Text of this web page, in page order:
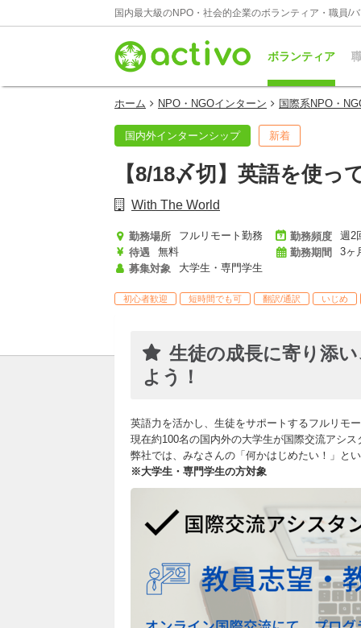
国内最大級のNPO・社会的企業のボランティア・職員/
ボランティア
ホーム NPO・NGOインターン 国際系NPO・
国内外インターンシップ 新着
【8/18〆切】英語を使
With The World
勤務場所
フルリモート勤務
待遇
無料
募集対象
大学生・専門学生
勤務頻度
週2
勤務期間
3ヶ
初心者歓迎 短時間でも可 翻訳/通訳 いじめ
生徒の成長に寄り添
よう！
英語力を活かし、生徒をサポートするフルリモ
現在約100名の国内外の大学生が国際交流アシ
弊社では、みなさんの「何かはじめたい！」と
※大学生・専門学生の方対象